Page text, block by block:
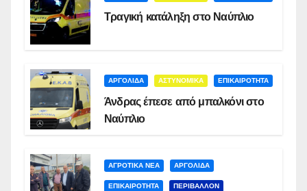
Τραγική κατάληξη στο Ναύπλιο
ΑΡΓΟΛΙΔΑ ΑΣΤΥΝΟΜΙΚΑ ΕΠΙΚΑΙΡΟΤΗΤΑ
Άνδρας έπεσε από μπαλκόνι στο
Ναύπλιο
ΑΓΡΟΤΙΚΑ ΝΕΑ ΑΡΓΟΛΙΔΑ
ΕΠΙΚΑΙΡΟΤΗΤΑ ΠΕΡΙΒΑΛΛΟΝ